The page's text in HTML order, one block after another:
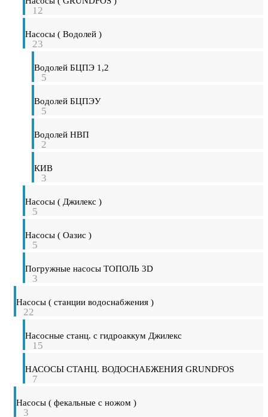
12
Насосы ( Водолей )
23
Водолей БЦПЭ 1,2
5
Водолей БЦПЭУ
5
Водолей НВП
2
КИВ
3
Насосы ( Джилекс )
5
Насосы ( Оазис )
5
Погружные насосы ТОПОЛЬ 3D
3
Насосы ( станции водоснабжения )
22
Насосные станц. с гидроаккум Джилекс
15
НАСОСЫ СТАНЦ. ВОДОСНАБЖЕНИЯ GRUNDFOS
7
Насосы ( фекальные с ножом )
3